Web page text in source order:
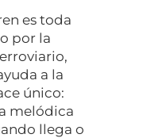
es toda
por la
a la
único:
melódica
llega o